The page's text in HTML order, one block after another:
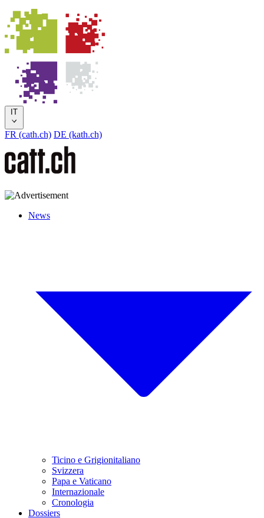
IT
FR (cath.ch) DE (kath.ch)
News
Ticino e Grigionitaliano
Svizzera
Papa e Vaticano
Internazionale
Cronologia
Dossiers